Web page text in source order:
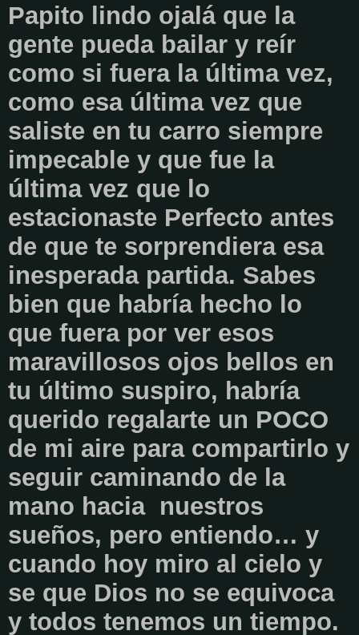
Papito lindo ojalá que la
gente pueda bailar y reír
como si fuera la última vez,
como esa última vez que
saliste en tu carro siempre
impecable y que fue la
última vez que lo
estacionaste Perfecto antes
de que te sorprendiera esa
inesperada partida. Sabes
bien que habría hecho lo
que fuera por ver esos
maravillosos ojos bellos en
tu último suspiro, habría
querido regalarte un POCO
de mi aire para compartirlo y
seguir caminando de la
mano hacia nuestros
sueños, pero entiendo… y
cuando hoy miro al cielo y
se que Dios no se equivoca
y todos tenemos un tiempo.